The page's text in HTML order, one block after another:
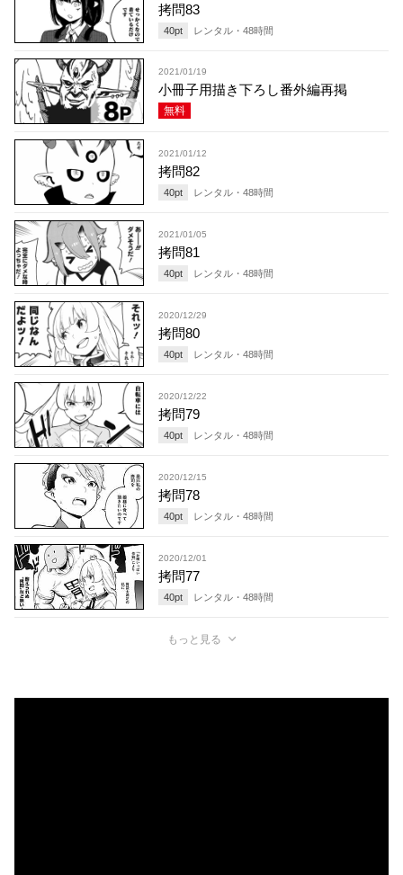
拷問83
40pt レンタル・ 48時間
2021/01/19
小冊子用描き下ろし番外編再掲
無料
2021/01/12
拷問82
40pt レンタル・ 48時間
2021/01/05
拷問81
40pt レンタル・ 48時間
2020/12/29
拷問80
40pt レンタル・ 48時間
2020/12/22
拷問79
40pt レンタル・ 48時間
2020/12/15
拷問78
40pt レンタル・ 48時間
2020/12/01
拷問77
40pt レンタル・ 48時間
もっと見る